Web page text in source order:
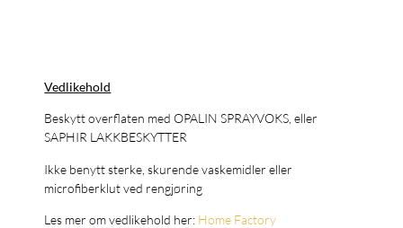
Vedlikehold
Beskytt overflaten med OPALIN SPRAYVOKS, eller
SAPHIR LAKKBESKYTTER
Ikke benytt sterke, skurende vaskemidler eller
microfiberklut ved rengjøring
Les mer om vedlikehold her: Home Factory